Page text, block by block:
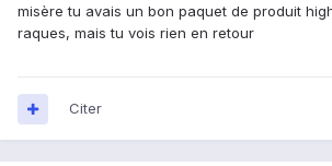
misère tu avais un bon paquet de produit
raques, mais tu vois rien en retour
Citer